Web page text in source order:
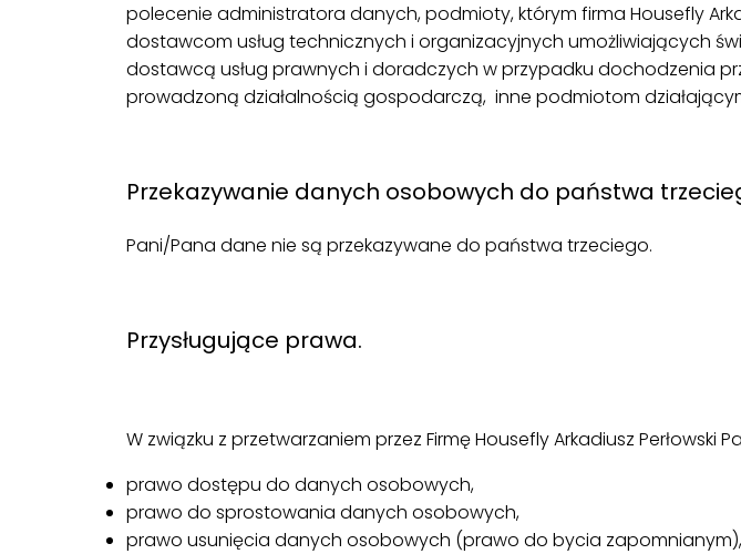
polecenie administratora danych, podmioty, którym firma Housefly
dostawcom usług technicznych i organizacyjnych umożliwiających
dostawcą usług prawnych i doradczych w przypadku dochodzenia
prowadzoną działalnością gospodarczą, inne podmiotom
Przekazywanie danych osobowych do państwa
Pani/Pana dane nie są przekazywane do państwa trzeciego.
Przysługujące prawa.
W związku z przetwarzaniem przez Firmę Housefly Arkadiusz
prawo dostępu do danych osobowych,
prawo do sprostowania danych osobowych,
prawo usunięcia danych osobowych (prawo do bycia zapomnianym),